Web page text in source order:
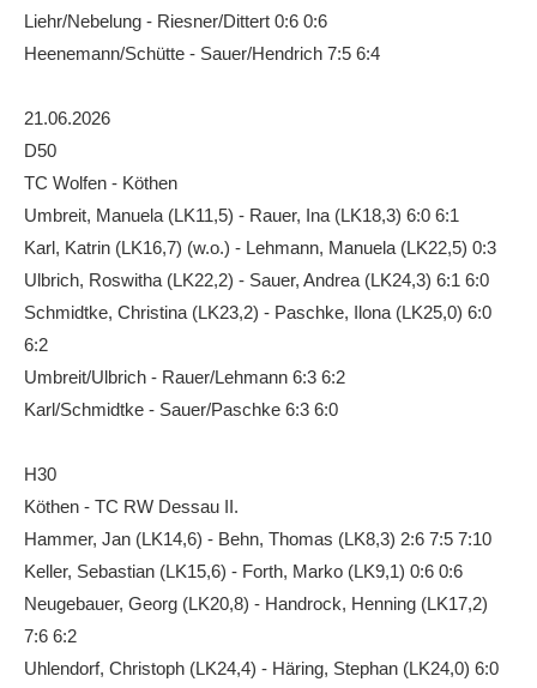
5. Kreismeisterschaften Anhalt Bitterfeld Kinder und
Jugend 2026
Liehr/Nebelung - Riesner/Dittert 0:6 0:6
Heenemann/Schütte - Sauer/Hendrich 7:5 6:4
21.06.2026
D50
TC Wolfen - Köthen
Umbreit, Manuela (LK11,5) - Rauer, Ina (LK18,3) 6:0 6:1
Karl, Katrin (LK16,7) (w.o.) - Lehmann, Manuela (LK22,5) 0:3
Ulbrich, Roswitha (LK22,2) - Sauer, Andrea (LK24,3) 6:1 6:0
Schmidtke, Christina (LK23,2) - Paschke, Ilona (LK25,0) 6:0
6:2
Umbreit/Ulbrich - Rauer/Lehmann 6:3 6:2
Karl/Schmidtke - Sauer/Paschke 6:3 6:0
H30
Köthen - TC RW Dessau II.
Hammer, Jan (LK14,6) - Behn, Thomas (LK8,3) 2:6 7:5 7:10
Keller, Sebastian (LK15,6) - Forth, Marko (LK9,1) 0:6 0:6
Neugebauer, Georg (LK20,8) - Handrock, Henning (LK17,2)
7:6 6:2
Uhlendorf, Christoph (LK24,4) - Häring, Stephan (LK24,0) 6:0